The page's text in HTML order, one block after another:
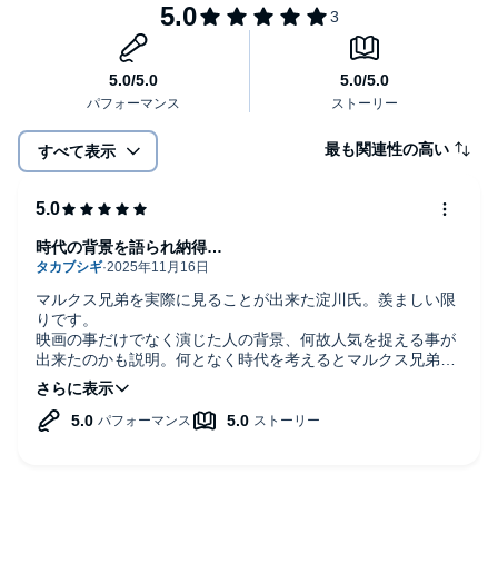
すべて表示 最も関連性の高い
マルクス兄弟を実際に見ることが出来た淀川氏。羨ましい限
りです。
映画の事だけでなく演じた人の背景、何故人気を捉える事が
出来たのかも説明。何となく時代を考えるとマルクス兄弟だ
ったからこそ、人々の気持を捉える事が出来た？。
改めて、通しで見てみたいと思えます。
時代の背景を語られ納得…